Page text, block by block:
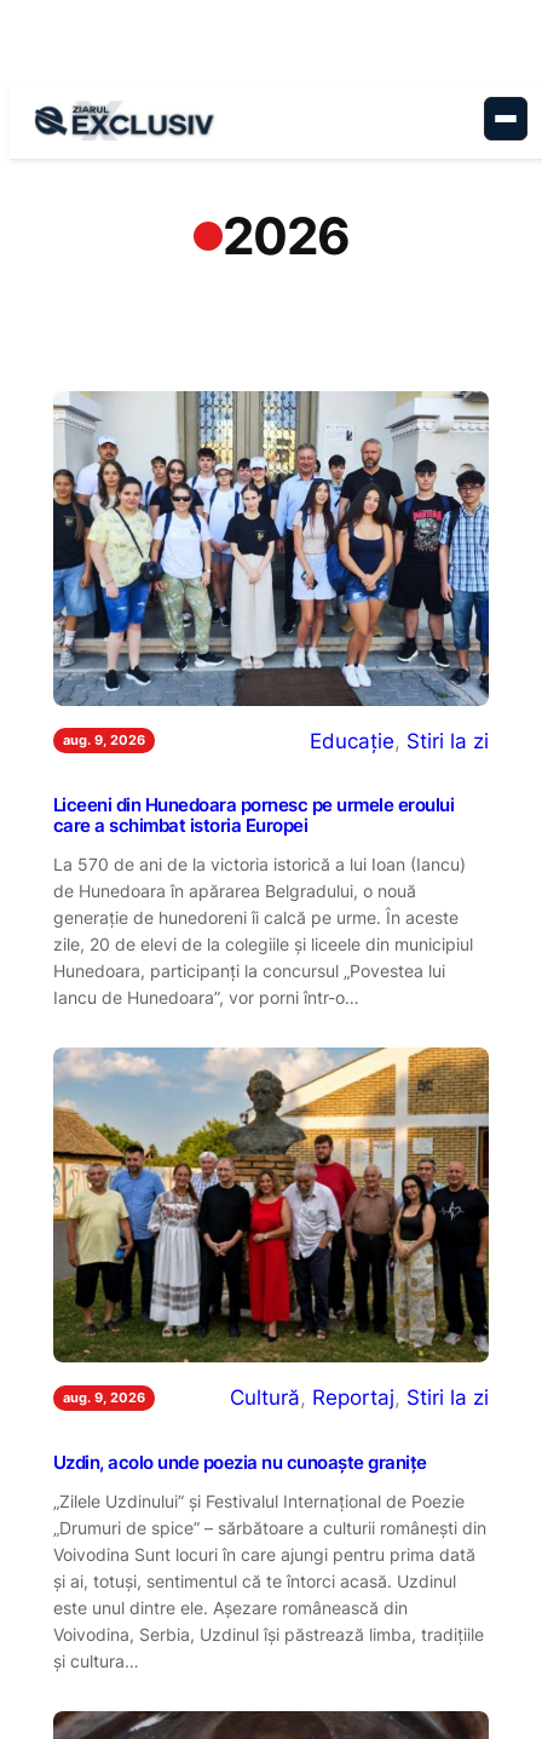
2026
aug. 9, 2026 Educație, Stiri la zi
Liceeni din Hunedoara pornesc pe urmele eroului
care a schimbat istoria Europei
La 570 de ani de la victoria istorică a lui Ioan (Iancu)
de Hunedoara în apărarea Belgradului, o nouă
generație de hunedoreni îi calcă pe urme. În aceste
zile, 20 de elevi de la colegiile și liceele din municipiul
Hunedoara, participanți la concursul „Povestea lui
Iancu de Hunedoara”, vor porni într-o…
aug. 9, 2026 Cultură, Reportaj, Stiri la zi
Uzdin, acolo unde poezia nu cunoaște granițe
„Zilele Uzdinului” și Festivalul Internațional de Poezie
„Drumuri de spice” – sărbătoare a culturii românești din
Voivodina Sunt locuri în care ajungi pentru prima dată
și ai, totuși, sentimentul că te întorci acasă. Uzdinul
este unul dintre ele. Așezare românească din
Voivodina, Serbia, Uzdinul își păstrează limba, tradițiile
și cultura…